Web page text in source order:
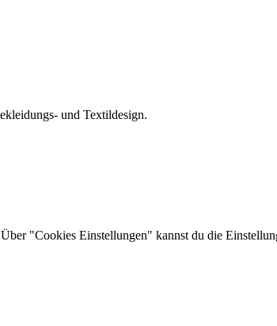
und Textildesign.
"Cookies Einstellungen" kannst du die